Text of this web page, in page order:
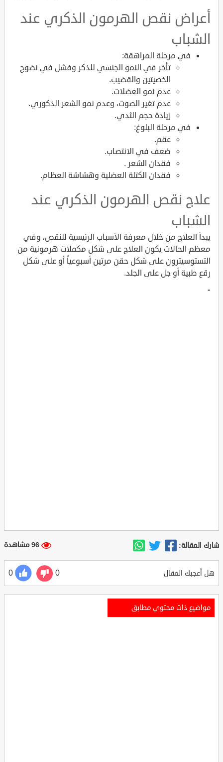
أعراض نقص الهرمون الذكري عند
الشباب
في مرحلة المراهقة:
تأخر في النمو الجنسي للذكر وفشل في نضوج
الخصيتين والقضيب.
عدم نمو العضلات.
عدم تغير الصوت، وعدم نمو الشعر الذكوري.
زيادة حجم الثدي.
في مرحلة البلوغ:
عقم.
ضعف في الانتصاب.
فقدان الشعر .
فقدان الكتلة العضلية وهشاشة العظام.
علاج نقص الهرمون الذكري عند
الشباب
يبدأ العلاج من خلال معرفة الأسباب الرئيسية للنقص، وفي
معظم الحالات يكون العلاج على شكل مكملات هرمونية من
التستوسيترون على شكل حقن مرتين أسبوعياً أو على شكل
رقع طبية أو جل على الجلد.
"
شارك المقالة: 96 مشاهدة
هل أعجبك المقال 0
0
مواضيع ذات محتوي مطابق